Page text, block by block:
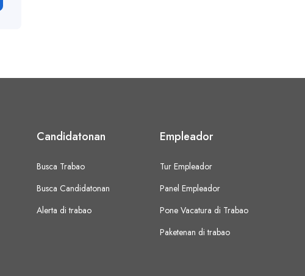
Candidatonan
Busca Trabao
Busca Candidatonan
Alerta di trabao
Empleador
Tur Empleador
Panel Empleador
Pone Vacatura di Trabao
Paketenan di trabao